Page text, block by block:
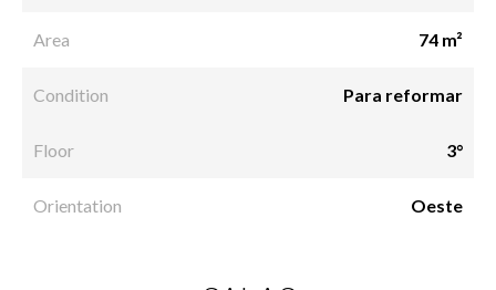
Area 74 m²
Condition Para reformar
Floor 3°
Orientation Oeste